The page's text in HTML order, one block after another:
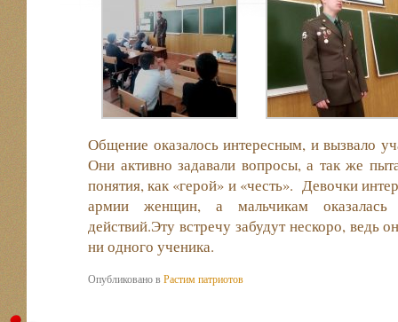
Общение оказалось интересным, и вызвало
Они активно задавали вопросы, а так же
понятия, как «герой» и «честь». Девочки
армии женщин, а мальчикам оказалась
действий.Эту встречу забудут нескоро, ведь
ни одного ученика.
Опубликовано вРастим патриотов